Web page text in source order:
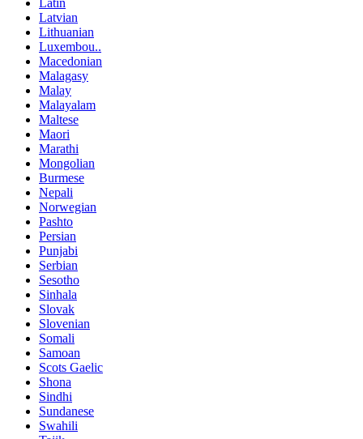
Latin
Latvian
Lithuanian
Luxembou..
Macedonian
Malagasy
Malay
Malayalam
Maltese
Maori
Marathi
Mongolian
Burmese
Nepali
Norwegian
Pashto
Persian
Punjabi
Serbian
Sesotho
Sinhala
Slovak
Slovenian
Somali
Samoan
Scots Gaelic
Shona
Sindhi
Sundanese
Swahili